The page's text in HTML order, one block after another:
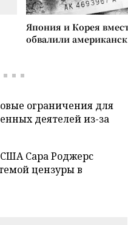
Япония и Корея
обвалили
ограничения для
деятелей из-за
США Сара Роджерс
цензуры в